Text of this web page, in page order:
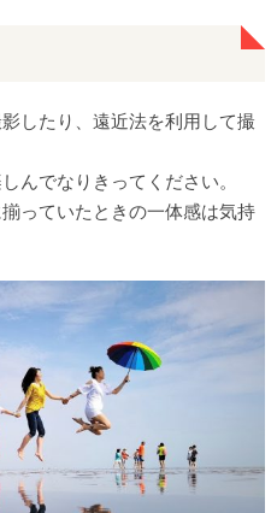
したり、遠近法を利用して撮
んでなりきってください。
っていたときの一体感は気持